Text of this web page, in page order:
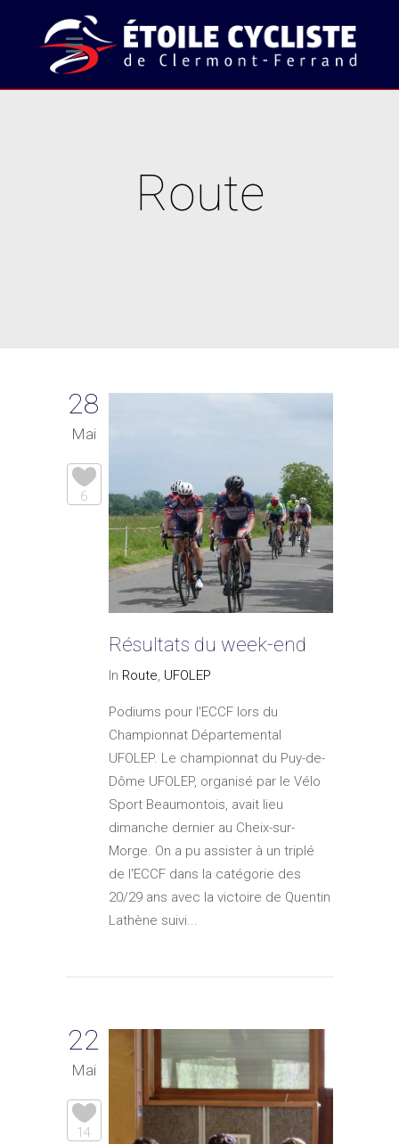
Route
28
Mai
6
Résultats du week-end
In Route UFOLEP
Podiums pour l'ECCF lors du
Championnat Départemental
UFOLEP. Le championnat du Puy-de-
Dôme UFOLEP, organisé par le Vélo
Sport Beaumontois, avait lieu
dimanche dernier au Cheix-sur-
Morge. On a pu assister à un triplé
de l'ECCF dans la catégorie des
20/29 ans avec la victoire de Quentin
Lathène suivi...
22
Mai
14